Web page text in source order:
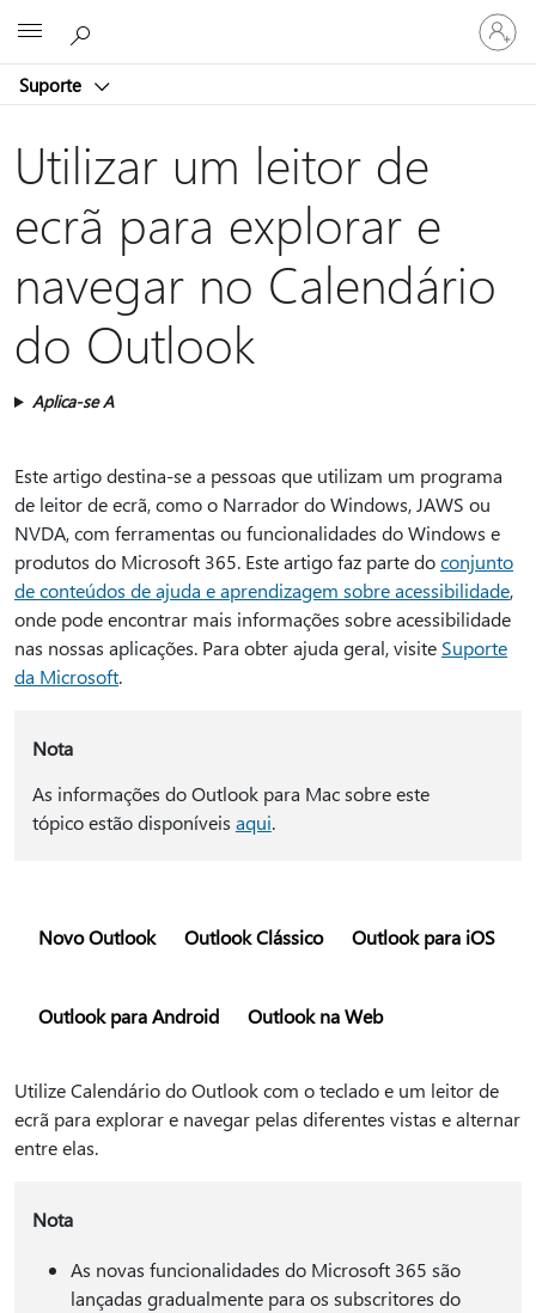
Suporte
Iniciar
sessão
na
Utilizar um leitor de
ecrã para explorar e
navegar no Calendário
do Outlook
Aplica-se A
Este artigo destina-se a pessoas que utilizam um programa
de leitor de ecrã, como o Narrador do Windows, JAWS ou
NVDA, com ferramentas ou funcionalidades do Windows e
produtos do Microsoft 365. Este artigo faz parte doconjunto
de conteúdos de ajuda e aprendizagem sobre acessibilidade,
onde pode encontrar mais informações sobre acessibilidade
nas nossas aplicações. Para obter ajuda geral, visite Suporte
da Microsoft.
Nota
As informações do Outlook para Mac sobre este
tópico estão disponíveis aqui.
Novo Outlook Outlook Clássico Outlook para iOS
Outlook para Android Outlook na Web
Utilize Calendário do Outlook com o teclado e um leitor de
ecrã para explorar e navegar pelas diferentes vistas e alternar
entre elas.
Nota
As novas funcionalidades do Microsoft 365 são
lançadas gradualmente para os subscritores do